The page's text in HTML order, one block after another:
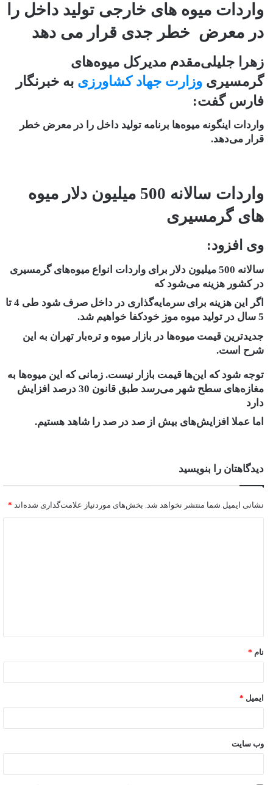
واردات میوه های خارجی تولید داخل را
در معرض خطر جدی قرار می دهد
زهرا جلیلی‌مقدم مدیرکل میوه‌های
گرمسیری وزارت جهاد کشاورزی به خبرنگار
فارس گفت:
واردات اینگونه میوه‌‌ها برنامه تولید داخل را در معرض خطر
قرار می‌دهد.
واردات سالانه 500 میلیون دلار میوه
های گرمسیری
وی افزود:‌
سالانه 500 میلیون دلار برای واردات انواع میوه‌های گرمسیری
در کشور هزینه می‌شود که
اگر این هزینه برای سرمایه‌گذاری در داخل صرف شود طی 4 تا
5 سال در تولید میوه موز خودکفا خواهیم شد.
جدیدترین قیمت میوه‌ها در بازار میوه و تره‌بار تهران به این
شرح است.
توجه شود که این‌ها قیمت‌ بازار نیست. زمانی که این میوه‌ها به
مغازه‌های سطح شهر می‌رسد طبق قانون 30 درصد افزایش
دارد
اما عملا افزایش‌های بیش از صد در صد را شاهد هستیم.
دیدگاهتان را بنویسید
نشانی ایمیل شما منتشر نخواهد شد. بخش‌های موردنیاز علامت‌گذاری شده‌اند *
نام *
ایمیل *
وب‌ سایت